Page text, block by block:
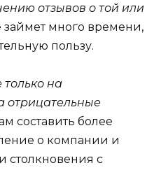
отзывов о той или
займет много времени,
пользу.
на
отрицательные
составить более
о компании и
столкновения с